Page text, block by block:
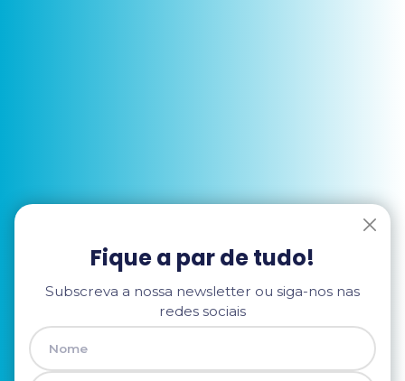
Fique a par de tudo!
Subscreva a nossa newsletter ou siga-nos nas
redes sociais